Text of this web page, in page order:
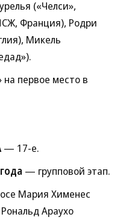
(«Челси»,
Франция), Родри
Микель
первое место в
— 17-е.
— групповой этап.
Мария Хименес
Араухо